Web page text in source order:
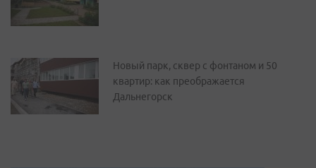
Новый парк, сквер с фонтаном и 50
квартир: как преображается
Дальнегорск